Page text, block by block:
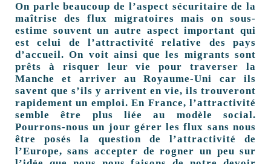
On parle beaucoup de l’aspect sécuritaire de la
maîtrise des flux migratoires mais on sous-
estime souvent un autre aspect important qui
est celui de l’attractivité relative des pays
d’accueil. On voit ainsi que les migrants sont
prêts à risquer leur vie pour traverser la
Manche et arriver au Royaume-Uni car ils
savent que s’ils y arrivent en vie, ils trouveront
rapidement un emploi. En France, l’attractivité
semble être plus liée au modèle social.
Pourrons-nous un jour gérer les flux sans nous
être posés la question de l’attractivité de
l’Europe, sans accepter de rogner un peu sur